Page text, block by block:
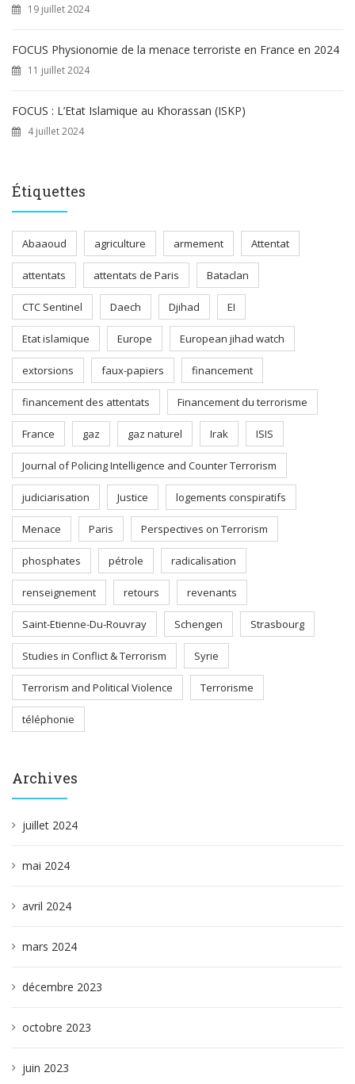
19 juillet 2024
FOCUS Physionomie de la menace terroriste en France en 2024
11 juillet 2024
FOCUS : L’Etat Islamique au Khorassan (ISKP)
4 juillet 2024
Étiquettes
Abaaoud agriculture armement Attentat
attentats attentats de Paris Bataclan
CTC Sentinel Daech Djihad EI
Etat islamique Europe European jihad watch
extorsions faux-papiers financement
financement des attentats Financement du terrorisme
France gaz gaz naturel Irak ISIS
Journal of Policing Intelligence and Counter Terrorism
judiciarisation Justice logements conspiratifs
Menace Paris Perspectives on Terrorism
phosphates pétrole radicalisation
renseignement retours revenants
Saint-Etienne-Du-Rouvray Schengen Strasbourg
Studies in Conflict & Terrorism Syrie
Terrorism and Political Violence Terrorisme
téléphonie
Archives
juillet 2024
mai 2024
avril 2024
mars 2024
décembre 2023
octobre 2023
juin 2023